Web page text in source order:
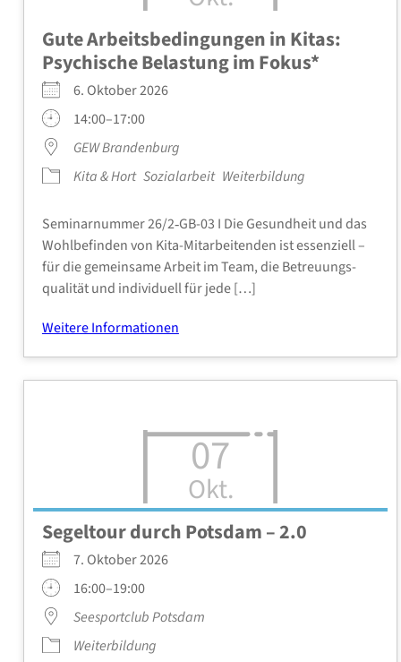
Gute Arbeits­be­din­gun­gen in Kitas:
Psy­chi­sche Belas­tung im Fokus*
6. Okto­ber 2026
14:00–17:00
GEW Bran­den­burg
Kita & Hort Sozi­al­ar­beit Wei­ter­bil­dung
Semi­nar­num­mer 26/2‑GB-03 I Die Gesund­heit und das
Wohl­be­fin­den von Kita-Mitarbeitenden ist essen­zi­ell –
für die gemein­sa­me Arbeit im Team, die Betreu­ungs­
qua­li­tät und indi­vi­du­ell für jede […]
Wei­te­re Infor­ma­tio­nen
07
Okt.
Segel­tour durch Pots­dam – 2.0
7. Okto­ber 2026
16:00–19:00
See­s­port­club Pots­dam
Wei­ter­bil­dung